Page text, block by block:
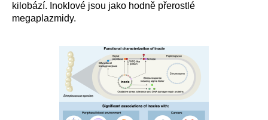
kilobází. Inoklové jsou jako hodně přerostlé
megaplazmidy.